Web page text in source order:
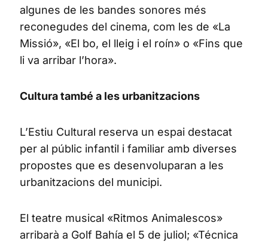
algunes de les bandes sonores més
reconegudes del cinema, com les de «La
Missió», «El bo, el lleig i el roín» o «Fins que
li va arribar l’hora».
Cultura també a les urbanitzacions
L’Estiu Cultural reserva un espai destacat
per al públic infantil i familiar amb diverses
propostes que es desenvoluparan a les
urbanitzacions del municipi.
El teatre musical «Ritmos Animalescos»
arribarà a Golf Bahía el 5 de juliol; «Técnica